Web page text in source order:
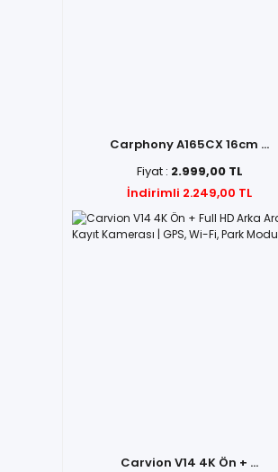
Carphony A165CX 16cm ...
Fiyat : 2.999,00 TL
İndirimli 2.249,00 TL
Carvion V14 4K Ön + ...